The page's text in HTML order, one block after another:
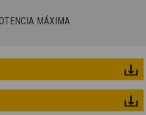
MÁXIMA